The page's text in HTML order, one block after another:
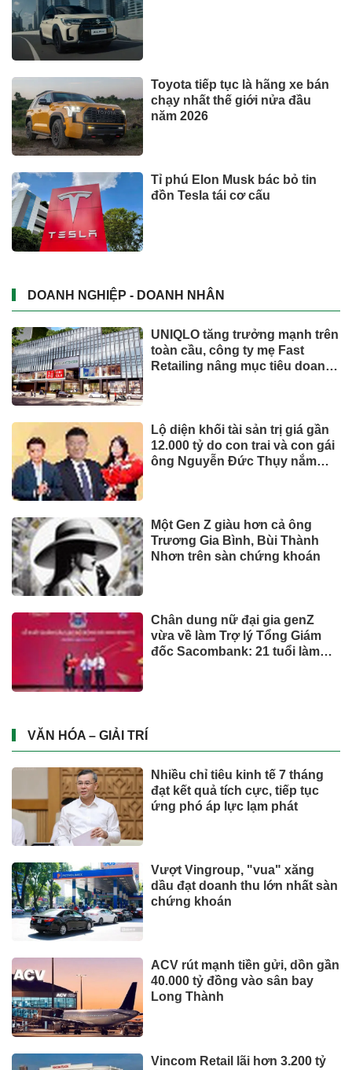
Toyota tiếp tục là hãng xe bán
chạy nhất thế giới nửa đầu
năm 2026
Tỉ phú Elon Musk bác bỏ tin
đồn Tesla tái cơ cấu
DOANH NGHIỆP - DOANH NHÂN
UNIQLO tăng trưởng mạnh trên
toàn cầu, công ty mẹ Fast
Retailing nâng mục tiêu doanh
Lộ diện khối tài sản trị giá gần
12.000 tỷ do con trai và con gái
ông Nguyễn Đức Thụy nắm
Một Gen Z giàu hơn cả ông
Trương Gia Bình, Bùi Thành
Nhơn trên sàn chứng khoán
Chân dung nữ đại gia genZ
vừa về làm Trợ lý Tổng Giám
đốc Sacombank: 21 tuổi làm
VĂN HÓA – GIẢI TRÍ
Nhiều chỉ tiêu kinh tế 7 tháng
đạt kết quả tích cực, tiếp tục
ứng phó áp lực lạm phát
Vượt Vingroup, "vua" xăng
dầu đạt doanh thu lớn nhất sàn
chứng khoán
ACV rút mạnh tiền gửi, dồn gần
40.000 tỷ đồng vào sân bay
Long Thành
Vincom Retail lãi hơn 3.200 tỷ